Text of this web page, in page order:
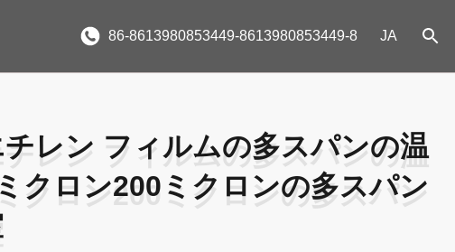
86-8613980853449-8613980853449-8 JA
レン フィルムの多スパンの温
クロン200ミクロンの多スパン
レン フィルムの多スパンの温
クロン200ミクロンの多スパン